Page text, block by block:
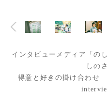
インタビューメディア「の
しの
得意と好きの掛け合わせ